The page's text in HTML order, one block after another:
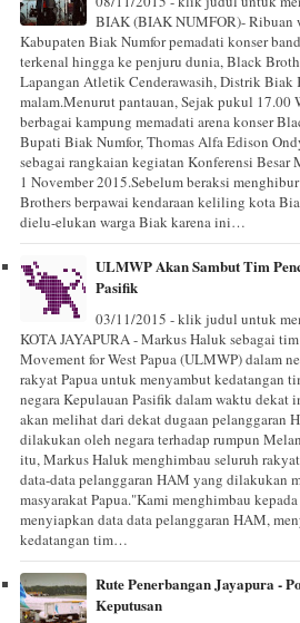
BIAK (BIAK NUMFOR)- Ribuan
Kabupaten Biak Numfor pemadati konser
terkenal hingga ke penjuru dunia, Black
Lapangan Atletik Cenderawasih, Distrik Biak
malam.Menurut pantauan, Sejak pukul 17.00
berbagai kampung memadati arena konser
Bupati Biak Numfor, Thomas Alfa Edison
sebagai rangkaian kegiatan Konferensi Besar
1 November 2015.Sebelum beraksi
Brothers berpawai kendaraan keliling kota
dielu-elukan warga Biak karena ini…
ULMWP Akan Sambut Tim
Pasifik
03/11/2015 - klik judul untuk
KOTA JAYAPURA - Markus Haluk sebagai
Movement for West Papua (ULMWP) dalam
rakyat Papua untuk menyambut kedatangan
negara Kepulauan Pasifik dalam waktu dekat
akan melihat dari dekat dugaan pelanggaran
dilakukan oleh negara terhadap rumpun
itu, Markus Haluk menghimbau seluruh
data-data pelanggaran HAM yang dilakukan
masyarakat Papua."Kami menghimbau
menyiapkan data data pelanggaran HAM,
kedatangan tim…
Rute Penerbangan Jayapura -
Keputusan